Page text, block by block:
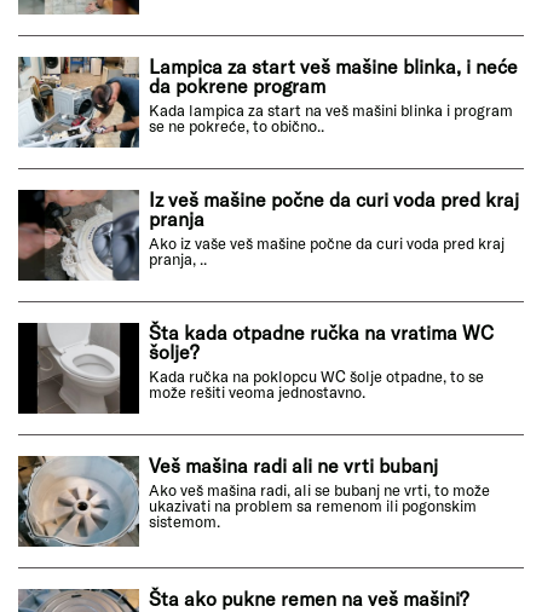
Lampica za start veš mašine blinka, i neće
da pokrene program
Kada lampica za start na veš mašini blinka i program
se ne pokreće, to obično..
Iz veš mašine počne da curi voda pred kraj
pranja
Ako iz vaše veš mašine počne da curi voda pred kraj
pranja, ..
Šta kada otpadne ručka na vratima WC
šolje?
Kada ručka na poklopcu WC šolje otpadne, to se
može rešiti veoma jednostavno.
Veš mašina radi ali ne vrti bubanj
Ako veš mašina radi, ali se bubanj ne vrti, to može
ukazivati na problem sa remenom ili pogonskim
sistemom.
Šta ako pukne remen na veš mašini?